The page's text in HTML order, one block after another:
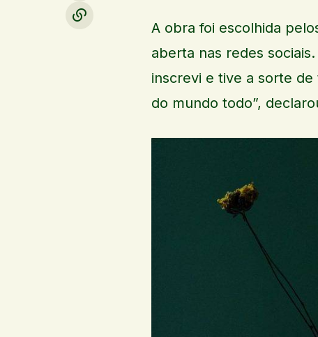
A obra foi escolhida
aberta nas redes
inscrevi e tive a sorte
do mundo todo”,